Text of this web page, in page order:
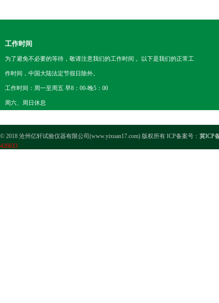
工作时间
为了避免不必要的等待，敬请注意我们的工作时间 。以下是我们的正常工
作时间，中国大陆法定节假日除外。
工作时间：周一至周五 早8：00-晚5：00
周六、周日休息
© 2018 沧州亿轩试验仪器有限公司(www.yixuan17.com) 版权所有 ICP备案号： 冀ICP
426033